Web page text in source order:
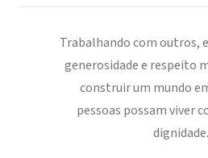
Trabalhando com outros,
generosidade e respeito
construir um mundo
pessoas possam viver
dignidade.